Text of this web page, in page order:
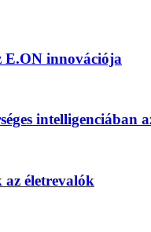
innovációja
intelligenciában
életrevalók